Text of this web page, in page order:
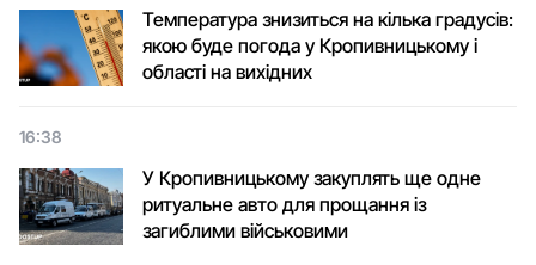
Температура знизиться на кілька градусів:
якою буде погода у Кропивницькому і
області на вихідних
16:38
У Кропивницькому закуплять ще одне
ритуальне авто для прощання із
загиблими військовими